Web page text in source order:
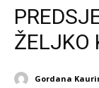
ŽELJKO
Gordana